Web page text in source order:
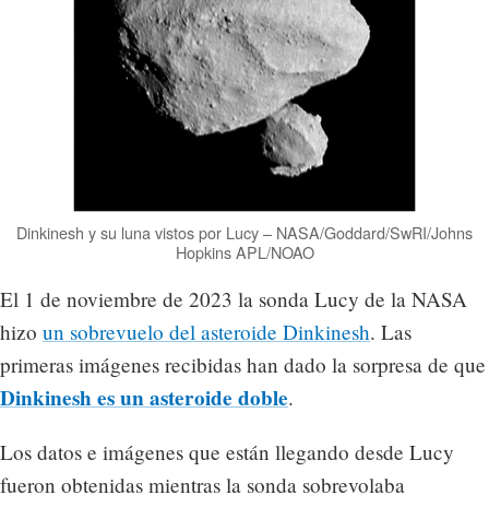
Dinkinesh y su luna vistos por Lucy – NASA/Goddard/SwRI/Johns
Hopkins APL/NOAO
El 1 de noviembre de 2023 la sonda Lucy de la NASA
hizo un sobrevuelo del asteroide Dinkinesh. Las
primeras imágenes recibidas han dado la sorpresa de que
Dinkinesh es un asteroide doble.
Los datos e imágenes que están llegando desde Lucy
fueron obtenidas mientras la sonda sobrevolaba